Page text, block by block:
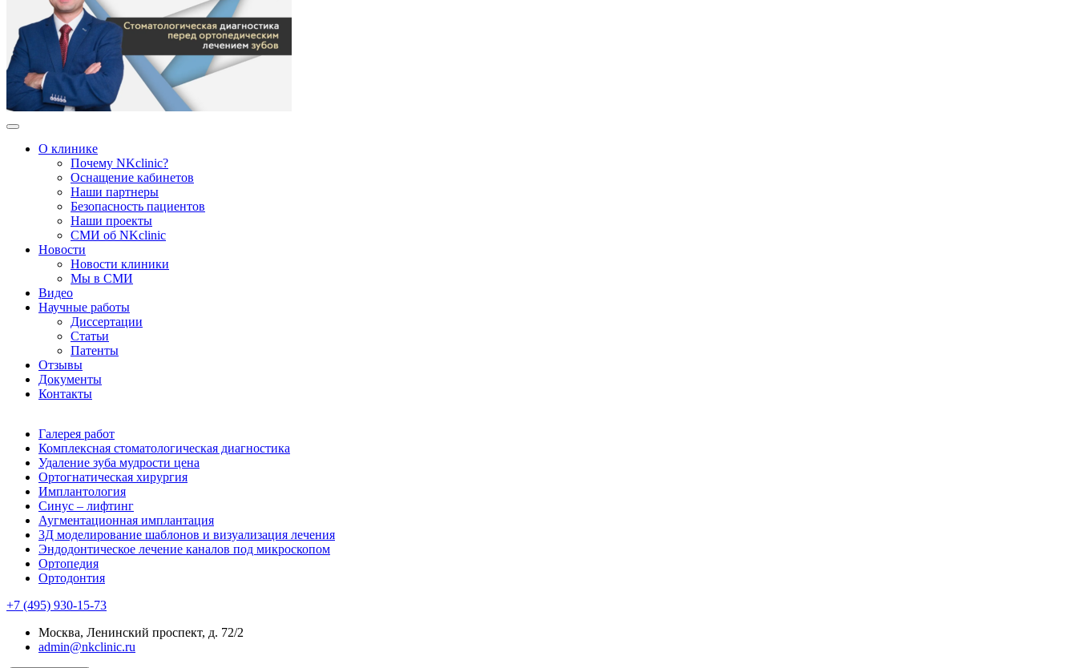
О клинике
Почему NKclinic?
Оснащение кабинетов
Наши партнеры
Безопасность пациентов
Наши проекты
СМИ об NKclinic
Новости
Новости клиники
Мы в СМИ
Видео
Научные работы
Диссертации
Статьи
Патенты
Отзывы
Документы
Контакты
Галерея работ
Комплексная стоматологическая диагностика
Удаление зуба мудрости цена
Ортогнатическая хирургия
Имплантология
Синус – лифтинг
Аугментационная имплантация
3Д моделирование шаблонов и визуализация лечения
Эндодонтическое лечение каналов под микроскопом
Ортопедия
Ортодонтия
+7 (495) 930-15-73
Москва, Ленинский проспект, д. 72/2
admin@nkclinic.ru